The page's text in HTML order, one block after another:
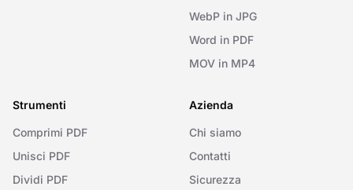
WebP in JPG
Word in PDF
MOV in MP4
Strumenti
Comprimi PDF
Unisci PDF
Dividi PDF
Azienda
Chi siamo
Contatti
Sicurezza